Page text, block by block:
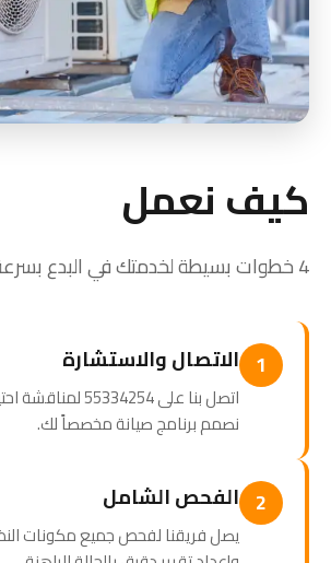
كيف نعمل
4 خطوات بسيطة لخدمتك في البدع بسرعة واحترافية
1 الاتصال والاستشارة
اتصل بنا على
نصمم برنامج صيانة مخصصاً لك.
2 الفحص الشامل
يصل فريقنا لفحص جميع مكونات